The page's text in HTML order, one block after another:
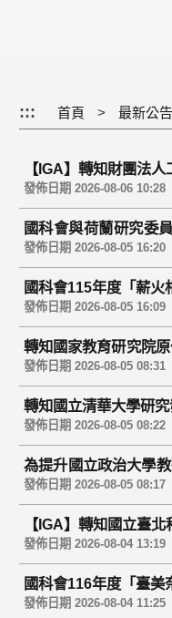
::: 首頁 最新公告
【IGA】轉知財團法
發佈日期 2026-08-06 10:28
國科會與荷蘭研究委
型」研究計畫（5年期
發佈日期 2026-08-05 16:20
國科會115年度「薪火
發佈日期 2026-08-05 16:09
轉知國家教育研究院
歡迎踴躍報名參加。
發佈日期 2026-08-05 08:31
轉知國立清華大學研
發佈日期 2026-08-05 08:22
為提升國立政治大學
辦「115年第三場研究
發佈日期 2026-08-05 08:17
【IGA】轉知國立臺
發佈日期 2026-08-04 13:19
國科會116年度「臺美
發佈日期 2026-08-04 11:25